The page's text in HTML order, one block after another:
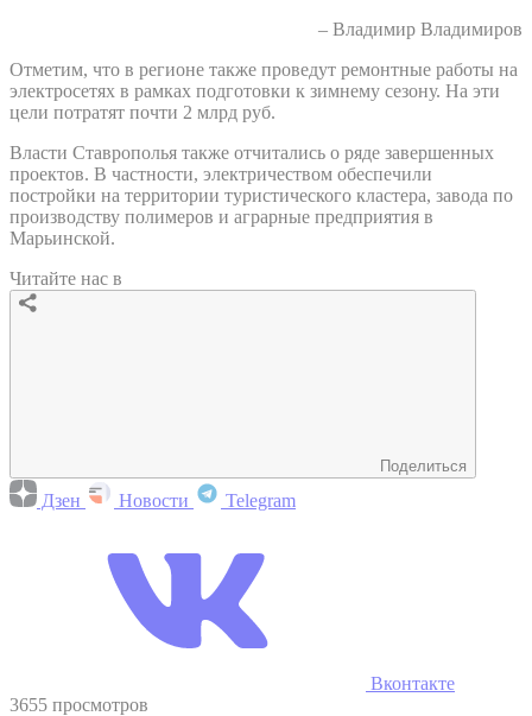
– Владимир Владимиров
Отметим, что в регионе также проведут ремонтные работы на
электросетях в рамках подготовки к зимнему сезону. На эти
цели потратят почти 2 млрд руб.
Власти Ставрополья также отчитались о ряде завершенных
проектов. В частности, электричеством обеспечили
постройки на территории туристического кластера, завода по
производству полимеров и аграрные предприятия в
Марьинской.
Читайте нас в
Поделиться
Дзен Новости Telegram
Вконтакте
3655 просмотров